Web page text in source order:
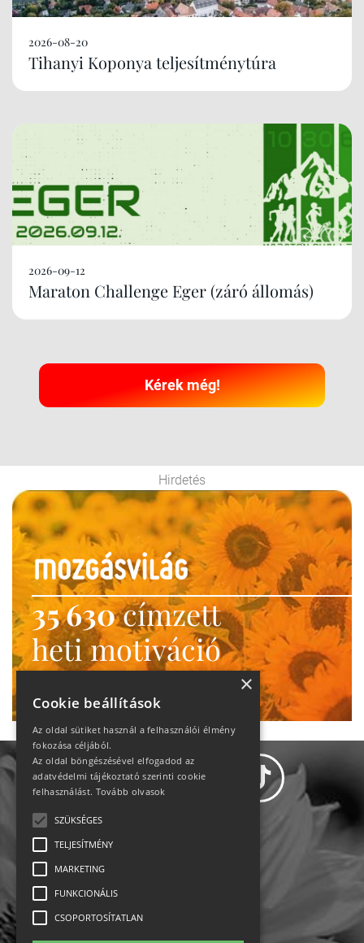
2026-08-20
Tihanyi Koponya teljesítménytúra
2026-09-12
Maraton Challenge Eger (záró állomás)
Kérek még!
Hirdetés
35 630címzett
heti motiváció
Ne maradj le!
Impresszum-kapcsolat
×
Cookie beállítások
Az oldal sütiket használ a felhasználói élmény
fokozása céljából.
Az oldal böngészésével elfogadod az
adatvédelmi tájékoztató szerinti cookie
felhasználást. Tovább olvasok
SZÜKSÉGES
TELJESÍTMÉNY
MARKETING
FUNKCIONÁLIS
CSOPORTOSÍTATLAN